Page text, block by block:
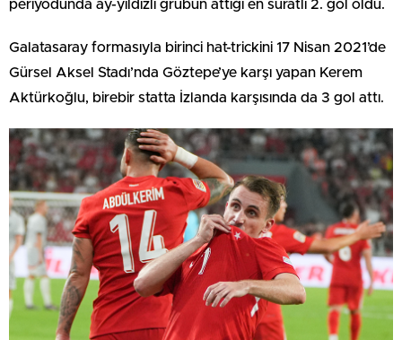
periyodunda ay-yıldızlı grubun attığı en süratli 2. gol oldu.
Galatasaray formasıyla birinci hat-trickini 17 Nisan 2021’de
Gürsel Aksel Stadı’nda Göztepe’ye karşı yapan Kerem
Aktürkoğlu, birebir statta İzlanda karşısında da 3 gol attı.